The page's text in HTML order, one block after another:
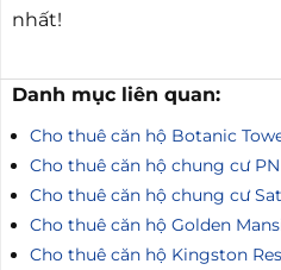
nhất!
Danh mục liên quan:
Cho thuê căn hộ Botanic
Cho thuê căn hộ chung cư
Cho thuê căn hộ chung cư
Cho thuê căn hộ Golden
Cho thuê căn hộ Kingston